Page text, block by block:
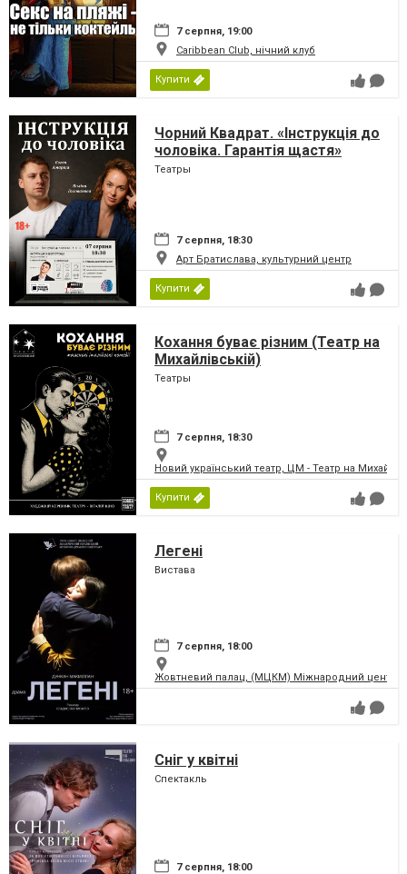
7 серпня, 19:00
Caribbean Club, нічний клуб
Купити
Чорний Квадрат. «Інструкція до
чоловіка. Гарантія щастя»
Театры
7 серпня, 18:30
Арт Братислава, культурний центр
Купити
Кохання буває різним (Театр на
Михайлівській)
Театры
7 серпня, 18:30
Новий український театр, ЦМ - Театр на
Купити
Легені
Вистава
7 серпня, 18:00
Жовтневий палац, (МЦКМ) Міжнародний центр
Сніг у квітні
Спектакль
7 серпня, 18:00